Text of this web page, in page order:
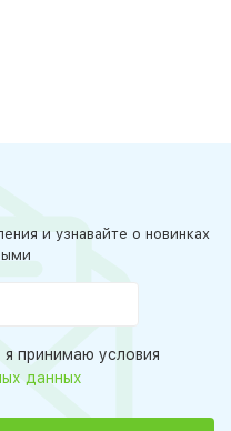
и узнавайте о новинках
принимаю условия
данных